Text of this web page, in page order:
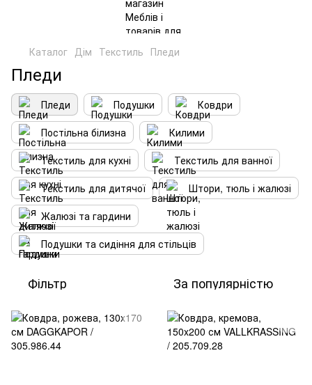
Каталог Дім Текстиль Пледи
Пледи
Пледи Подушки
Ковдри
Постільна білизна
Килими
Текстиль для кухні
Текстиль для ванної
Текстиль для дитячої
Штори, тюль і жалюзі
Жалюзі та гардини
Подушки та сидіння для стільців
Фільтр За популярністю